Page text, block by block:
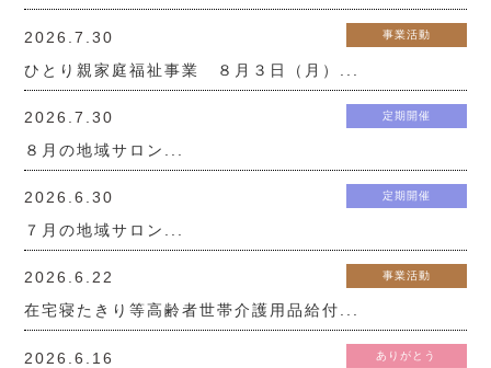
2026.7.30 事業活動
ひとり親家庭福祉事業 ８月３日（月）...
2026.7.30 定期開催
８月の地域サロン...
2026.6.30 定期開催
７月の地域サロン...
2026.6.22 事業活動
在宅寝たきり等高齢者世帯介護用品給付...
2026.6.16 ありがとう